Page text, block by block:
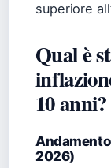
superiore
Qual è
10 anni?
2026)